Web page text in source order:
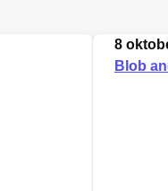
8
Blob